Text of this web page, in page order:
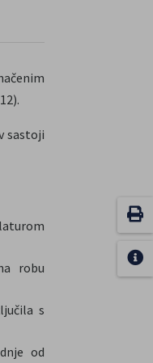
sastoji
robu
s
od